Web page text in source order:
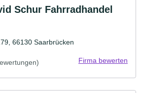
Schur Fahrradhandel
66130 Saarbrücken
Firma bewerten